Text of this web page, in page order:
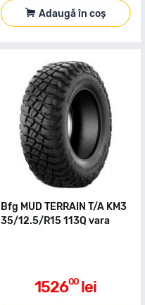
Adaugă în coș
Bfg MUD TERRAIN T/A KM3
35/12.5/R15 113Q vara
152600 lei